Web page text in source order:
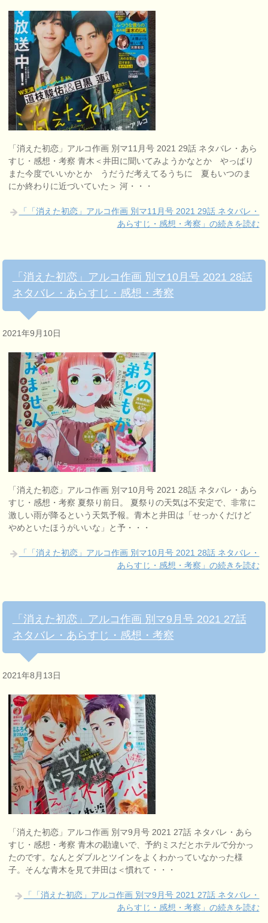
「消えた初恋」アルコ作画 別マ11月号 2021 29話 ネタバレ・あら
すじ・感想・考察 青木＜井田に聞いてみようかなとか やっぱり
また今度でいいかとか うだうだ考えてるうちに 夏もいつのま
にか終わりに近づいていた＞ 河・・・
「「消えた初恋」アルコ作画 別マ11月号 2021 29話 ネタバレ・
あらすじ・感想・考察」の続きを読む
「消えた初恋」アルコ作画 別マ10月号 2021 28話
ネタバレ・あらすじ・感想・考察
2021年9月10日
「消えた初恋」アルコ作画 別マ10月号 2021 28話 ネタバレ・あら
すじ・感想・考察 夏祭り前日。 夏祭りの天気は不安定で、非常に
激しい雨が降るという天気予報。青木と井田は「せっかくだけど
やめといたほうがいいな」と予・・・
「「消えた初恋」アルコ作画 別マ10月号 2021 28話 ネタバレ・
あらすじ・感想・考察」の続きを読む
「消えた初恋」アルコ作画 別マ9月号 2021 27話
ネタバレ・あらすじ・感想・考察
2021年8月13日
「消えた初恋」アルコ作画 別マ9月号 2021 27話 ネタバレ・あら
すじ・感想・考察 青木の勘違いで、予約ミスだとホテルで分かっ
たのです。なんとダブルとツインをよくわかっていなかった様
子。そんな青木を見て井田は＜慣れて・・・
「「消えた初恋」アルコ作画 別マ9月号 2021 27話 ネタバレ・
あらすじ・感想・考察」の続きを読む